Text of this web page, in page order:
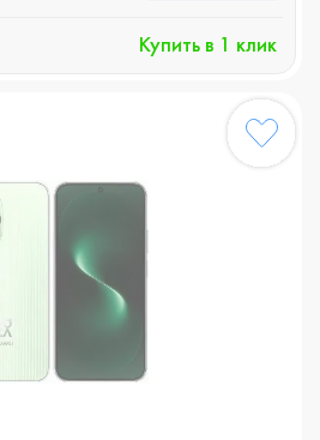
Купить в 1 клик